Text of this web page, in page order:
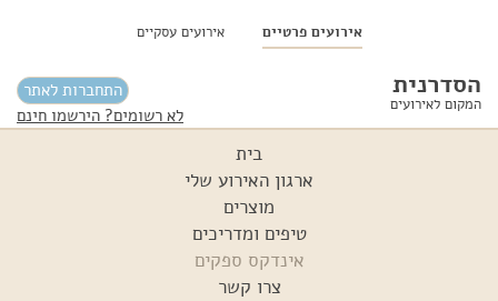
אירועים פרטיים אירועים עסקיים
הסדרנית
המקום לאירועים
התחברות לאתר
לא רשומים? הירשמו חינם
בית
ארגון האירוע שלי
מוצרים
טיפים ומדריכים
אינדקס ספקים
צרו קשר